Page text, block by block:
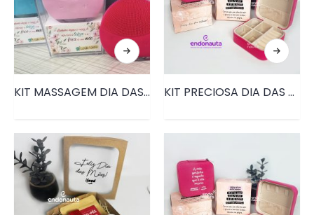
KIT MASSAGEM DIA DAS MULHERES • PRD046 KIT PRECIOSA DIA DAS MULHERES • PRD105